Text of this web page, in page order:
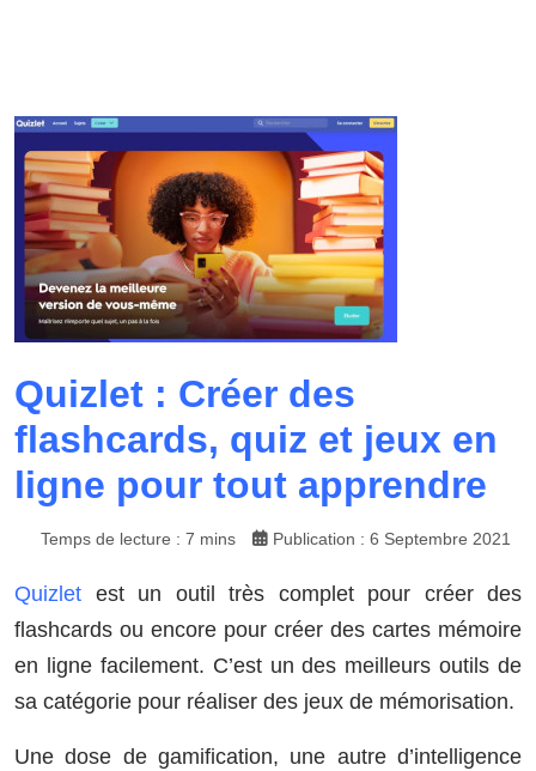
Quizlet : Créer des
flashcards, quiz et jeux en
ligne pour tout apprendre
Temps de lecture : 7 mins Publication : 6 Septembre 2021
Quizlet est un outil très complet pour créer des
flashcards ou encore pour créer des cartes mémoire
en ligne facilement. C’est un des meilleurs outils de
sa catégorie pour réaliser des jeux de mémorisation.
Une dose de gamification, une autre d’intelligence